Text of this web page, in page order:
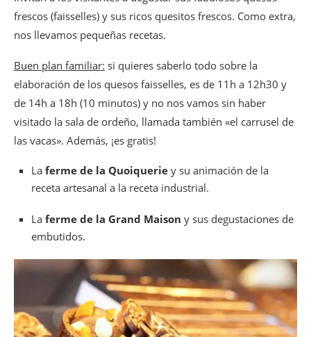
frescos (faisselles) y sus ricos quesitos frescos. Como extra,
nos llevamos pequeñas recetas.
Buen plan familiar: si quieres saberlo todo sobre la
elaboración de los quesos faisselles, es de 11h a 12h30 y
de 14h a 18h (10 minutos) y no nos vamos sin haber
visitado la sala de ordeño, llamada también «el carrusel de
las vacas». Además, ¡es gratis!
La ferme de la Quoiquerie y su animación de la
receta artesanal a la receta industrial.
La ferme de la Grand Maison y sus degustaciones de
embutidos.